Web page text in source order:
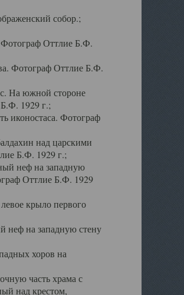
собор.;
Оттлие Б.Ф.
Фотограф Оттлие Б.Ф.
На южной стороне
1929 г.;
иконостаса. Фотограф
над царскими
Б.Ф. 1929 г.;
неф на западную
Оттлие Б.Ф. 1929
крыло первого
неф на западную стену
хоров на
часть храма с
над крестом,